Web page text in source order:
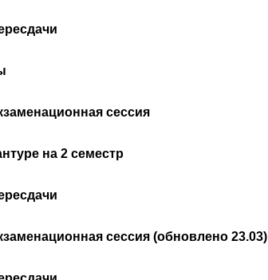
сессия
на 2 семестр
сессия (обновлено 23.03)